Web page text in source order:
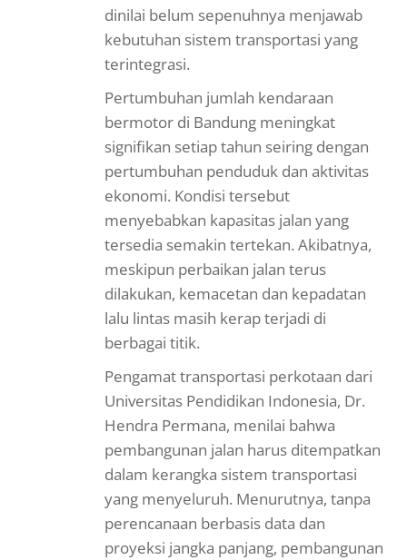
dinilai belum sepenuhnya menjawab
kebutuhan sistem transportasi yang
terintegrasi.
Pertumbuhan jumlah kendaraan
bermotor di Bandung meningkat
signifikan setiap tahun seiring dengan
pertumbuhan penduduk dan aktivitas
ekonomi. Kondisi tersebut
menyebabkan kapasitas jalan yang
tersedia semakin tertekan. Akibatnya,
meskipun perbaikan jalan terus
dilakukan, kemacetan dan kepadatan
lalu lintas masih kerap terjadi di
berbagai titik.
Pengamat transportasi perkotaan dari
Universitas Pendidikan Indonesia, Dr.
Hendra Permana, menilai bahwa
pembangunan jalan harus ditempatkan
dalam kerangka sistem transportasi
yang menyeluruh. Menurutnya, tanpa
perencanaan berbasis data dan
proyeksi jangka panjang, pembangunan